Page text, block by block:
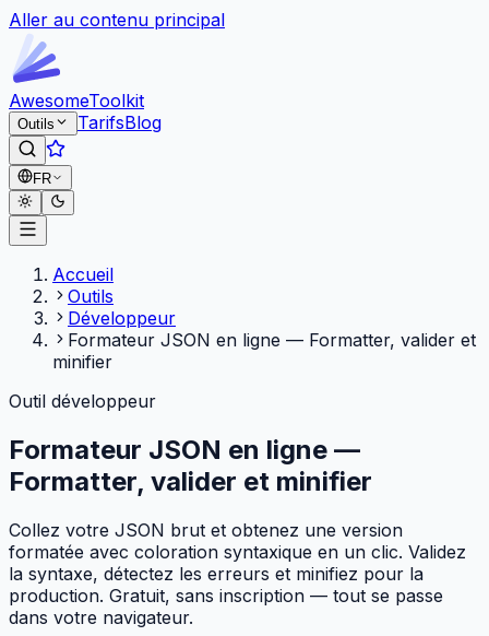
Aller au contenu principal
AwesomeToolkit
Outils TarifsBlog
FR
Accueil
Outils
Développeur
Formateur JSON en ligne — Formatter, valider et
minifier
Outil développeur
Formateur JSON en ligne —
Formatter, valider et minifier
Collez votre JSON brut et obtenez une version
formatée avec coloration syntaxique en un clic. Validez
la syntaxe, détectez les erreurs et minifiez pour la
production. Gratuit, sans inscription — tout se passe
dans votre navigateur.